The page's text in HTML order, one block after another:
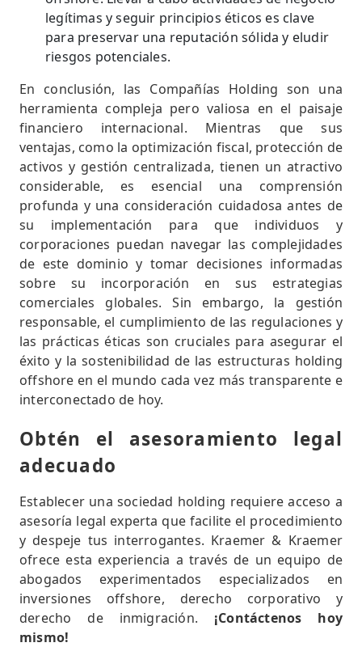
legítimas y seguir principios éticos es clave
para preservar una reputación sólida y eludir
riesgos potenciales.
En conclusión, las Compañías Holding son una
herramienta compleja pero valiosa en el paisaje
financiero internacional. Mientras que sus
ventajas, como la optimización fiscal, protección de
activos y gestión centralizada, tienen un atractivo
considerable, es esencial una comprensión
profunda y una consideración cuidadosa antes de
su implementación para que individuos y
corporaciones puedan navegar las complejidades
de este dominio y tomar decisiones informadas
sobre su incorporación en sus estrategias
comerciales globales. Sin embargo, la gestión
responsable, el cumplimiento de las regulaciones y
las prácticas éticas son cruciales para asegurar el
éxito y la sostenibilidad de las estructuras holding
offshore en el mundo cada vez más transparente e
interconectado de hoy.
Obtén el asesoramiento legal
adecuado
Establecer una sociedad holding requiere acceso a
asesoría legal experta que facilite el procedimiento
y despeje tus interrogantes. Kraemer & Kraemer
ofrece esta experiencia a través de un equipo de
abogados experimentados especializados en
inversiones offshore, derecho corporativo y
derecho de inmigración. ¡Contáctenos hoy
mismo!